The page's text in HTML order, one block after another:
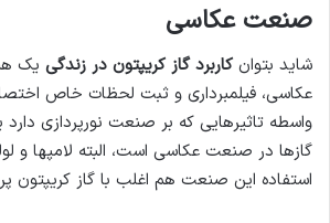
صنعت عکاسی
شاید بتوان کاربرد گاز کریپتون در زندگی یک
عکاسی، فیلمبرداری و ثبت لحظات خاص
واسطه تاثیرهایی که بر صنعت نورپردازی
گازها در صنعت عکاسی است، البته لامپ­ها و
استفاده این صنعت هم اغلب با گاز کریپتون